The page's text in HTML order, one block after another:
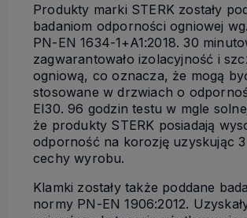
Produkty marki STERK zostały
badaniom odporności ogniowej
PN-EN 1634-1+A1:2018. 30
zagwarantowało izolacyjność i
ogniową, co oznacza, że mogą
stosowane w drzwiach o
EI30. 96 godzin testu w mgle
że produkty STERK posiadają
odporność na korozję uzyskując 3
cechy wyrobu.
Klamki zostały także poddane
normy PN-EN 1906:2012.